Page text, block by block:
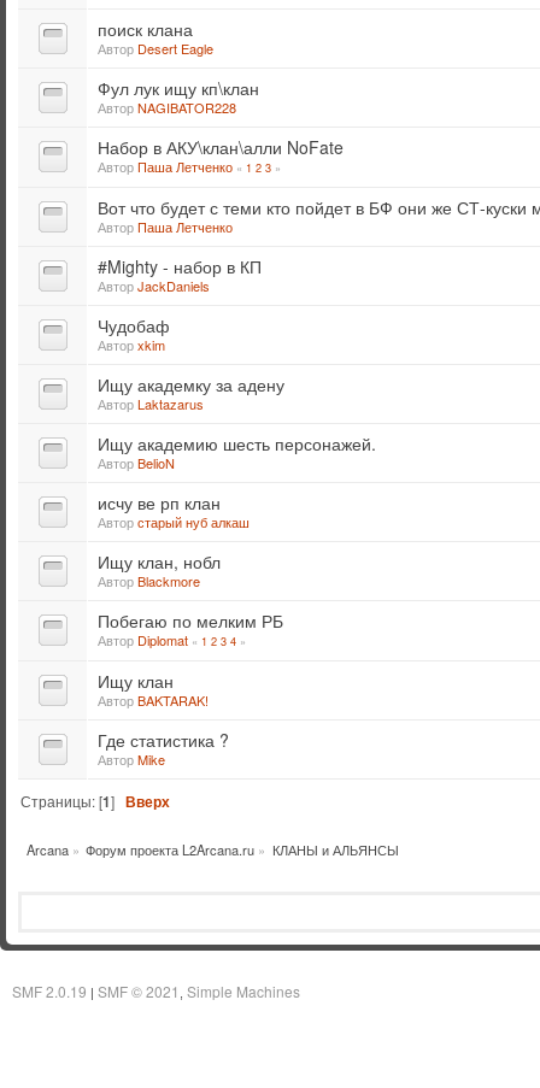
поиск клана
Автор Desert Eagle
Фул лук ищу кп\клан
АвторNAGIBATOR228
Набор в АКУ\клан\алли NoFate
АвторПаша Летченко « 1 2 3 »
Вот что будет с теми кто пойдет в БФ они же СТ-куски
АвторПаша Летченко
#Mighty - набор в КП
АвторJackDaniels
Чудобаф
Авторxkim
Ищу академку за адену
АвторLaktazarus
Ищу академию шесть персонажей.
АвторBelioN
исчу ве рп клан
Авторстарый нуб алкаш
Ищу клан, нобл
АвторBlackmore
Побегаю по мелким РБ
Автор Diplomat « 1 2 3 4 »
Ищу клан
АвторBAKTARAK!
Где статистика ?
АвторMike
Страницы: [1]Вверх
Arcana» Форум проекта L2Arcana.ru » КЛАНЫ и АЛЬЯНСЫ
SMF 2.0.19 | SMF © 2021 Simple Machines